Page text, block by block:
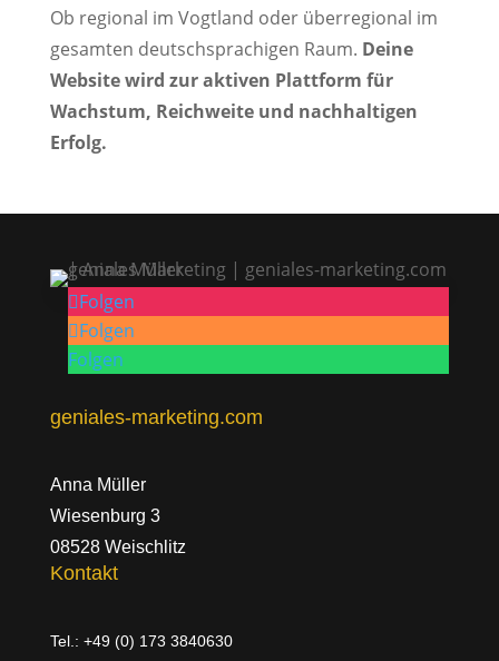
Ob regional im Vogtland oder überregional im
gesamten deutschsprachigen Raum. Deine
Website wird zur aktiven Plattform für
Wachstum, Reichweite und nachhaltigen
Erfolg.
Folgen
Folgen
Folgen
geniales-marketing.com
Anna Müller
Wiesenburg 3
08528 Weischlitz
Kontakt
Tel.: +49 (0) 173 3840630